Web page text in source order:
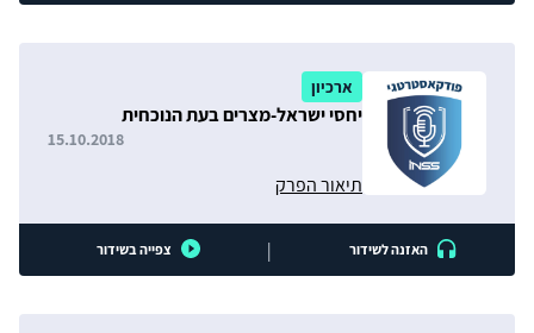
ארכיון
יחסי ישראל-מצרים בעת הנוכחית
תיאור הפרק
15.10.2018
האזנה לשידור | צפייה בשידור